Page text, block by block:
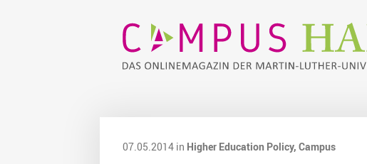
07.05.2014 in Higher Education Policy, Campus